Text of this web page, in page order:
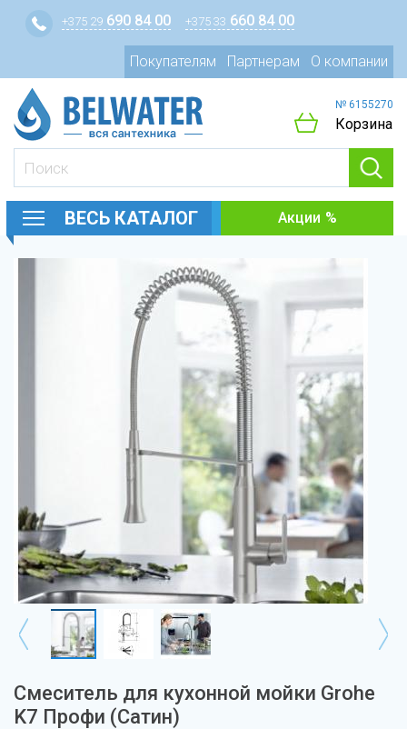
+375 29 690 84 00 +375 33 660 84 00
Покупателям Партнерам О компании
№ 6155270
Корзина
ВЕСЬ КАТАЛОГ Акции
Смеситель для кухонной мойки Grohe
K7 Профи (Сатин)